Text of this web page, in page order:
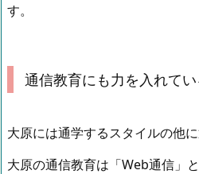
す。
通信教育にも力を入れてい
大原には通学するスタイルの他
大原の通信教育は「Web通信」